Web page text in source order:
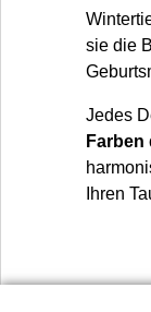
sie die
Jedes
Farben
Ihren